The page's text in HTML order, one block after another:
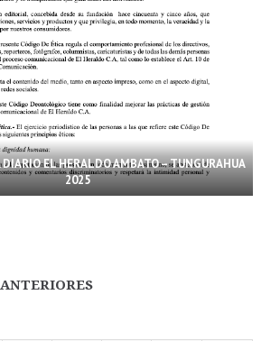
DIARIO EL HERALDO AMBATO – TUNGURAHUA
2025